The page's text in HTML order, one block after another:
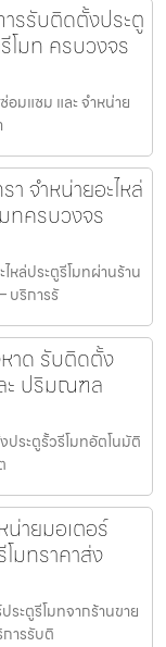
รรับติดตั้งประตู
โมท ครบวงจร
มแซม และ จำหน่าย
จำหน่ายอะไหล่
ทครบวงจร
หล่ประตูรีโมทผ่านร้าน
บริการรั
าด รับติดตั้ง
ะ ปริมณฑล
ระตูรั้วรีโมทอัตโนมัติ
น่ายมอเตอร์
มทราคาส่ง
ระตูรีโมทจากร้านขาย
ารรับติ